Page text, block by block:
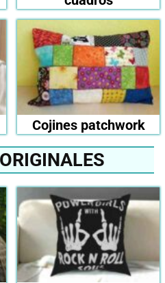
Cojines patchwork